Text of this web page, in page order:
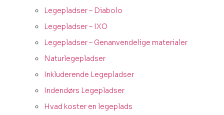
Legepladser – Diabolo
Legepladser – IXO
Legepladser – Genanvendelige materialer
Naturlegepladser
Inkluderende Legepladser
Indendørs Legepladser
Hvad koster en legeplads